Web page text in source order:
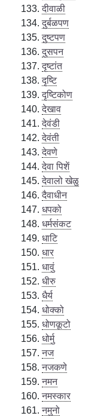
दीवाळी
दुर्बळपण
दुष्टपण
दुसपन
दृष्टांत
दृष्टि
दृष्टिकोण
देखाव
देवंडी
देवंती
देवणे
देवा पिशें
देवालो खेळु
दैवाधीन
धपको
धर्मसंकट
धाटि
धार
धावुं
धीरु
धैर्य
धोक्को
धोणकूटो
धोर्मु
नज
नजकणे
नमन
नमस्कार
नमुनो